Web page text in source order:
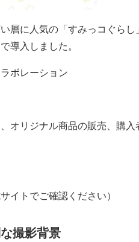
層に人気の「すみっコぐらし
導入しました。
ボレーション
オリジナル商品の販売、購入
イトでご確認ください）
撮影背景